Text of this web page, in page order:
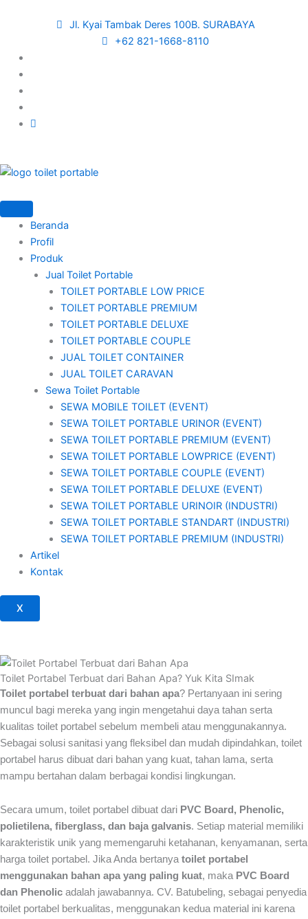
Jl. Kyai Tambak Deres 100B. SURABAYA
+62 821-1668-8110
Beranda
Profil
Produk
Jual Toilet Portable
TOILET PORTABLE LOW PRICE
TOILET PORTABLE PREMIUM
TOILET PORTABLE DELUXE
TOILET PORTABLE COUPLE
JUAL TOILET CONTAINER
JUAL TOILET CARAVAN
Sewa Toilet Portable
SEWA MOBILE TOILET (EVENT)
SEWA TOILET PORTABLE URINOR (EVENT)
SEWA TOILET PORTABLE PREMIUM (EVENT)
SEWA TOILET PORTABLE LOWPRICE (EVENT)
SEWA TOILET PORTABLE COUPLE (EVENT)
SEWA TOILET PORTABLE DELUXE (EVENT)
SEWA TOILET PORTABLE URINOIR (INDUSTRI)
SEWA TOILET PORTABLE STANDART (INDUSTRI)
SEWA TOILET PORTABLE PREMIUM (INDUSTRI)
Artikel
Kontak
X
Toilet Portabel Terbuat dari Bahan Apa? Yuk Kita SImak
Toilet portabel terbuat dari bahan apa? Pertanyaan ini sering
muncul bagi mereka yang ingin mengetahui daya tahan serta
kualitas toilet portabel sebelum membeli atau menggunakannya.
Sebagai solusi sanitasi yang fleksibel dan mudah dipindahkan, toilet
portabel harus dibuat dari bahan yang kuat, tahan lama, serta
mampu bertahan dalam berbagai kondisi lingkungan.
Secara umum, toilet portabel dibuat dari PVC Board, Phenolic,
polietilena, fiberglass, dan baja galvanis. Setiap material memiliki
karakteristik unik yang memengaruhi ketahanan, kenyamanan, serta
harga toilet portabel. Jika Anda bertanyatoilet portabel
menggunakan bahan apa yang paling kuat, maka PVC Board
dan Phenolic adalah jawabannya. CV. Batubeling, sebagai penyedia
toilet portabel berkualitas, menggunakan kedua material ini karena